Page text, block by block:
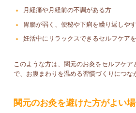
月経痛や月経前の不調がある方
胃腸が弱く、便秘や下痢を繰り返しや
妊活中にリラックスできるセルフケア
このような方は、関元のお灸をセルフケア
で、お腹まわりを温める習慣づくりにつな
関元のお灸を避けた方がよい